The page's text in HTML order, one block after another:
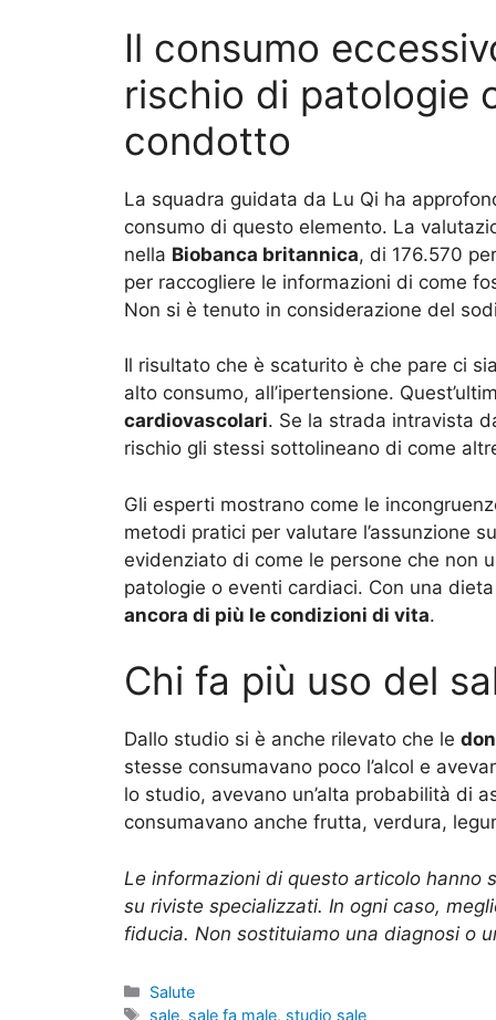
Il consumo
rischio di patologie
condotto
La squadra guidata da Lu Qi ha
consumo di questo elemento. La
nella Biobanca britannica, di 176.570
per raccogliere le informazioni di come
Non si è tenuto in considerazione del
Il risultato che è scaturito è che pare ci
alto consumo, all’ipertensione.
cardiovascolari. Se la strada intravista
rischio gli stessi sottolineano di come
Gli esperti mostrano come le
metodi pratici per valutare l’assunzione
evidenziato di come le persone che non
patologie o eventi cardiaci. Con una
ancora di più le condizioni di vita.
Chi fa più uso del
Dallo studio si è anche rilevato che le
stesse consumavano poco l’alcol e
lo studio, avevano un’alta probabilità di
consumavano anche frutta, verdura,
Le informazioni di questo articolo hanno
su riviste specializzati. In ogni caso,
fiducia. Non sostituiamo una diagnosi o
Categorie
Salute
Tag
sale, sale fa male, studio sale